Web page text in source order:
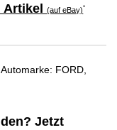
Artikel(auf eBay)*
FORD,
Jetzt